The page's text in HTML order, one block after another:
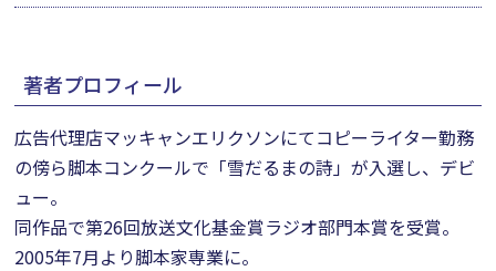
著者プロフィール
広告代理店マッキャンエリクソンにてコピーライター勤務
の傍ら脚本コンクールで「雪だるまの詩」が入選し、デビ
ュー。
同作品で第26回放送文化基金賞ラジオ部門本賞を受賞。
2005年7月より脚本家専業に。